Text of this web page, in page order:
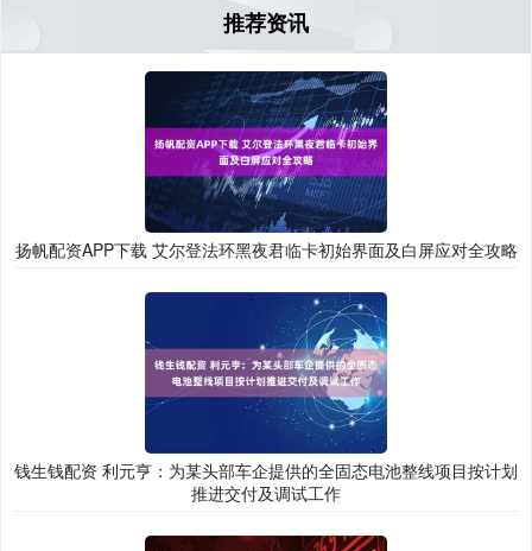
推荐资讯
扬帆配资APP下载 艾尔登法环黑夜君临卡初始界面及白屏应对全攻略
钱生钱配资 利元亨：为某头部车企提供的全固态电池整线项目按计划
推进交付及调试工作